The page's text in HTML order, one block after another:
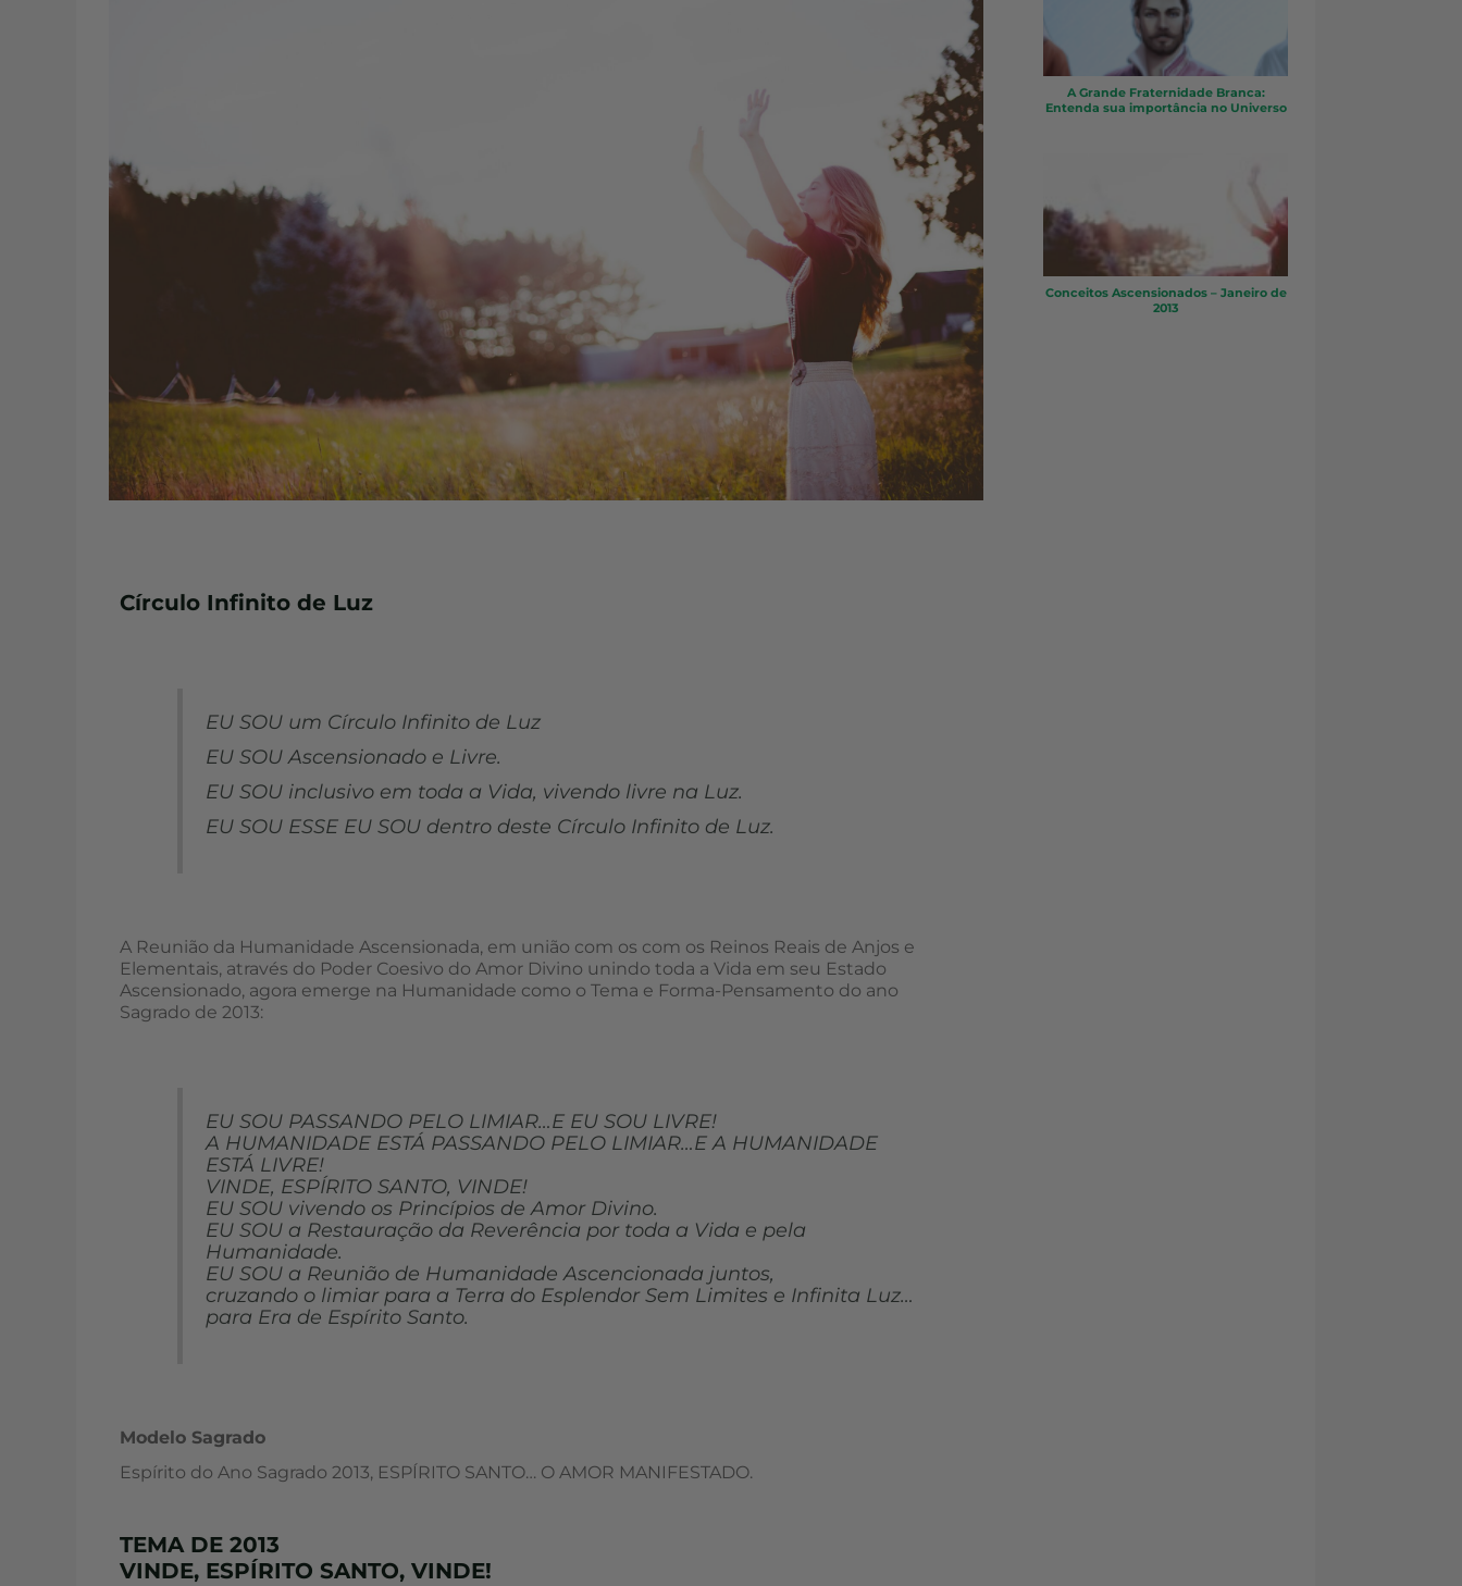
Círculo Infinito de Luz
EU SOU um Círculo Infinito de Luz
EU SOU Ascensionado e Livre.
EU SOU inclusivo em toda a Vida, vivendo livre na Luz.
EU SOU ESSE EU SOU dentro deste Círculo Infinito de Luz.
A Reunião da Humanidade Ascensionada, em união com os com os Reinos Reais de Anjos e
Elementais, através do Poder Coesivo do Amor Divino unindo toda a Vida em seu Estado
Ascensionado, agora emerge na Humanidade como o Tema e Forma-Pensamento do ano
Sagrado de 2013:
EU SOU PASSANDO PELO LIMIAR…E EU SOU LIVRE!
A HUMANIDADE ESTÁ PASSANDO PELO LIMIAR…E A HUMANIDADE
ESTÁ LIVRE!
VINDE, ESPÍRITO SANTO, VINDE!
EU SOU vivendo os Princípios de Amor Divino.
EU SOU a Restauração da Reverência por toda a Vida e pela
Humanidade.
EU SOU a Reunião de Humanidade Ascencionada juntos,
cruzando o limiar para a Terra do Esplendor Sem Limites e Infinita Luz…
para Era de Espírito Santo.
Modelo Sagrado
Espírito do Ano Sagrado 2013, ESPÍRITO SANTO… O AMOR MANIFESTADO.
TEMA DE 2013
VINDE, ESPÍRITO SANTO, VINDE!
A Grande Fraternidade Branca:
Entenda sua importância no Universo
Conceitos Ascensionados – Janeiro de
2013